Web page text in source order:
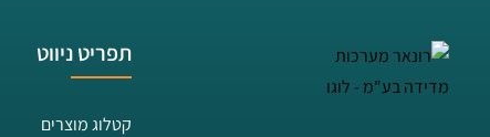
תפריט ניווט
קטלוג מוצרים